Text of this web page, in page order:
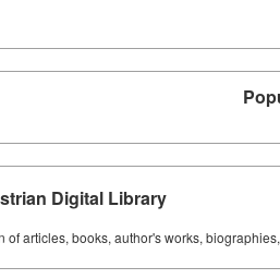
Digital Library
of articles, books, author's works,